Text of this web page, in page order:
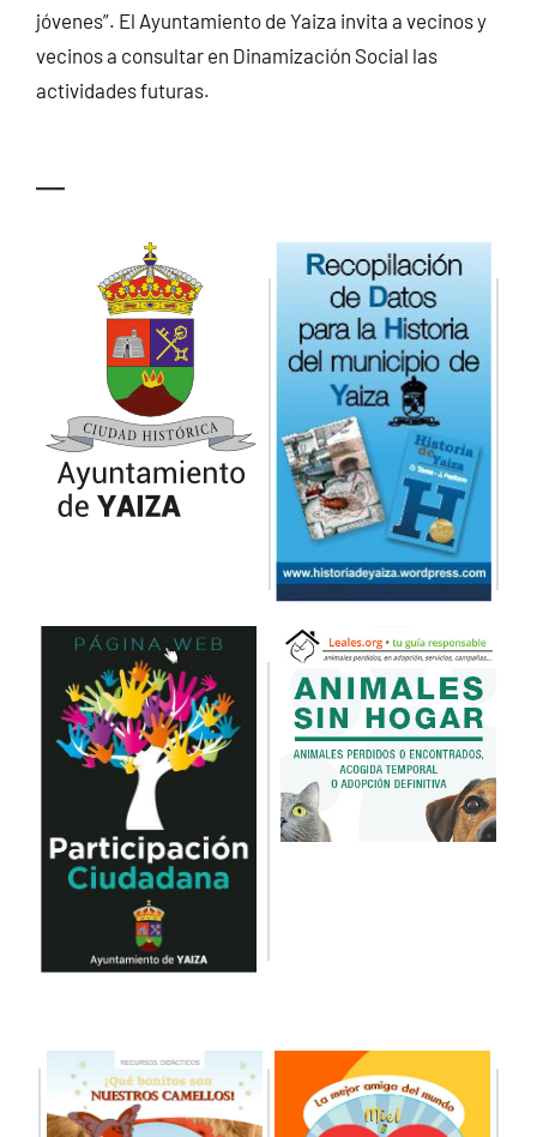
jóvenes”. El Ayuntamiento de Yaiza invita a vecinos y
vecinos a consultar en Dinamización Social las
actividades futuras.
—